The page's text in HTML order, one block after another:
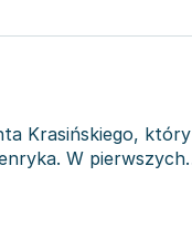
Krasińskiego, który
W pierwszych